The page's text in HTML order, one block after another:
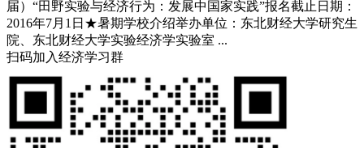
届）“田野实验与经济行为：发展中国家实践”报名截止日期：
2016年7月1日★暑期学校介绍举办单位：东北财经大学研究生
院、东北财经大学实验经济学实验室 ...
扫码加入经济学习群